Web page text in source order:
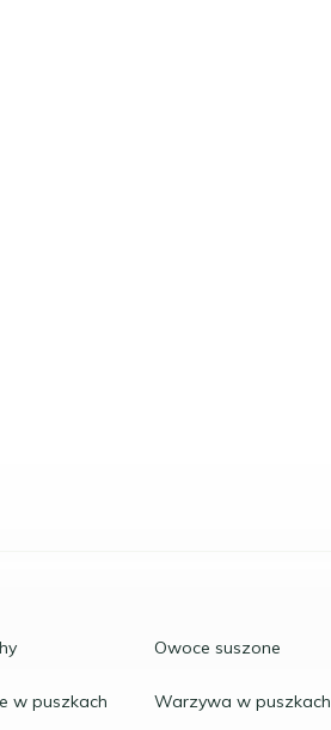
Owoce suszone
w puszkach Warzywa w puszkach